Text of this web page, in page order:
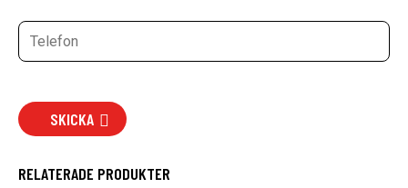
SKICKA
RELATERADE PRODUKTER